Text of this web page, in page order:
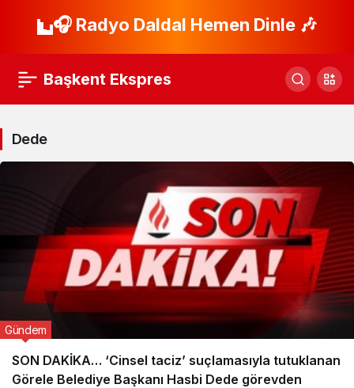
🎧 Radyo Daldal Hemen Dinle 🎶
Başkent Ekspres
Dede
SON DAKİKA… ‘Cinsel taciz’ suçlamasıyla tutuklanan
Görele Belediye Başkanı Hasbi Dede görevden
Gündem